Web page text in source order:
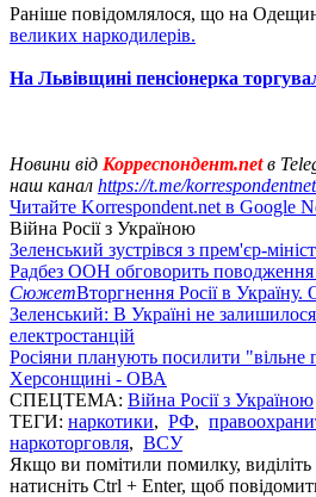
Раніше повідомлялося, що на
великих наркодилерів.
На Львівщині пенсіонерка
Новини від Корреспондент.netв
наш канал https://t.me/korrespondentnet
Читайте Korrespondent.net в Google
Війна Росії з Україною
Зеленський зустрівся з прем'єр-
Радбез ООН обговорить
СюжетВторгнення Росії в Україну.
Зеленський: В Україні не
електростанцій
Росіяни планують посилити
Херсонщині - ОВА
СПЕЦТЕМА: Війна Росії з Україною
ТЕГИ: наркотики, РФ,
наркоторговля, ВСУ
Якщо ви помітили помилку, виділіть
натисніть Ctrl + Enter, щоб